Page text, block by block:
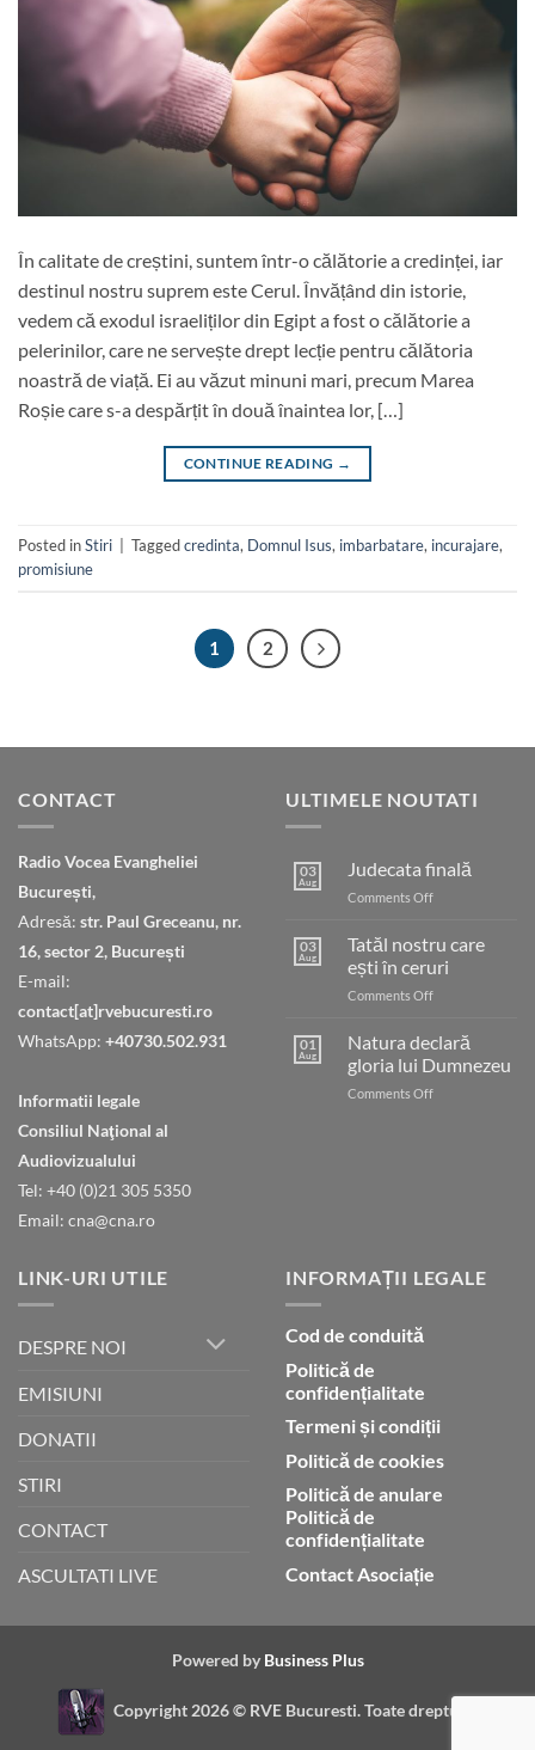
În calitate de creștini, suntem într-o călătorie a credinței, iar
destinul nostru suprem este Cerul. Învățând din istorie,
vedem că exodul israeliților din Egipt a fost o călătorie a
pelerinilor, care ne servește drept lecție pentru călătoria
noastră de viață. Ei au văzut minuni mari, precum Marea
Roșie care s-a despărțit în două înaintea lor, […]
CONTINUE READING →
Posted inStiri Taggedcredinta, Domnul Isus, imbarbatare, incurajare,
promisiune
1 2
CONTACT
Radio Vocea Evangheliei
București,
Adresă: str. Paul Greceanu, nr.
16, sector 2, București
E-mail:
contact[at]rvebucuresti.ro
WhatsApp: +40730.502.931
Informatii legale
Consiliul Naţional al
Audiovizualului
Tel: +40 (0)21 305 5350
Email: cna@cna.ro
ULTIMELE NOUTATI
03
Aug
Judecata finală
Comments Offon
03
Aug
Tatăl nostru care
ești în ceruri
Comments Offon
nostru
care
ești
în
01
Aug
Natura declară
gloria lui Dumnezeu
Comments Offon
LINK-URI UTILE
DESPRE NOI
EMISIUNI
DONATII
STIRI
CONTACT
ASCULTATI LIVE
INFORMAȚII LEGALE
Cod de conduită
Politică de
confidențialitate
Termeni și condiții
Politică de cookies
Politică de anulare
Politică de
confidențialitate
Contact Asociație
Powered by Business Plus
Copyright 2026 © RVE Bucuresti. Toate drepturile